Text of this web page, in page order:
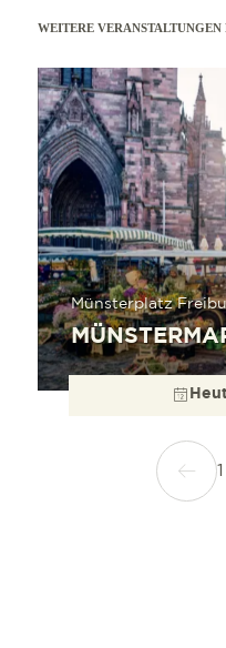
WEITERE
Münsterplatz
mehr erfahren
1